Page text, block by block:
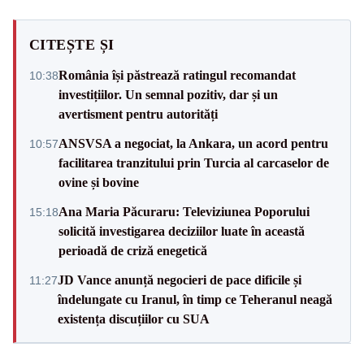
CITEȘTE ȘI
10:38România își păstrează ratingul recomandat
investițiilor. Un semnal pozitiv, dar și un
avertisment pentru autorități
10:57ANSVSA a negociat, la Ankara, un acord pentru
facilitarea tranzitului prin Turcia al carcaselor de
ovine și bovine
15:18Ana Maria Păcuraru: Televiziunea Poporului
solicită investigarea deciziilor luate în această
perioadă de criză enegetică
11:27JD Vance anunță negocieri de pace dificile și
îndelungate cu Iranul, în timp ce Teheranul neagă
existența discuțiilor cu SUA